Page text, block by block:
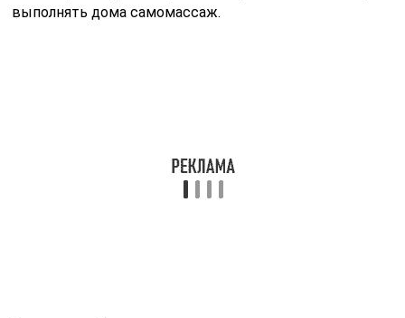
выполнять дома самомассаж.